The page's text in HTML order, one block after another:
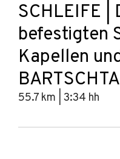
SCHLEIFE |
befestigten
Kapellen
55.7 km | 3:34 hh